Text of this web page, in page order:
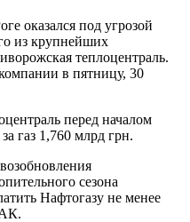
оказался под угрозой
из крупнейших
теплоцентраль.
в пятницу, 30
перед началом
газ 1,760 млрд грн.
сезона
Нафтогазу не менее